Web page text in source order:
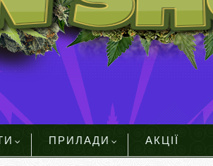
ПРИЛАДИ АКЦІЇ